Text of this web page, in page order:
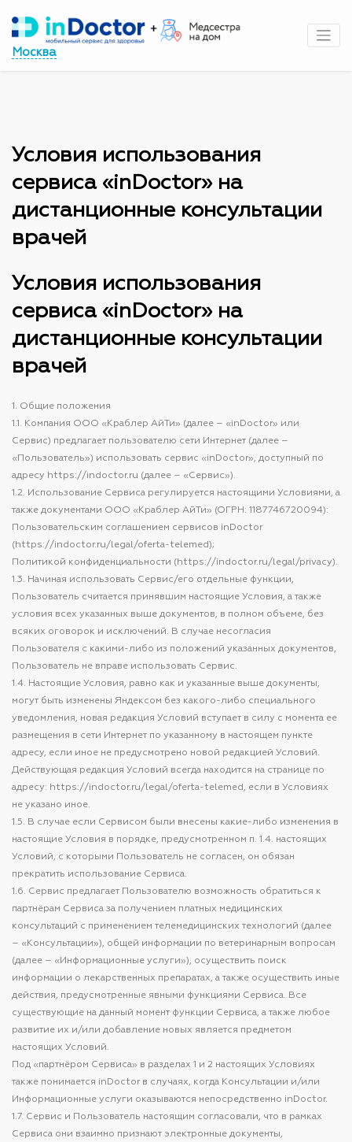
содержимому
Москва
Условия использования
сервиса «inDoctor» на
дистанционные консультации
врачей
Условия использования
сервиса «inDoctor» на
дистанционные консультации
врачей
1. Общие положения
1.1. Компания ООО «Краблер АйТи» (далее – «inDoctor» или
Сервис) предлагает пользователю сети Интернет (далее –
«Пользователь») использовать сервис «inDoctor», доступный по
адресу https://indoctor.ru (далее – «Сервис»).
1.2. Использование Сервиса регулируется настоящими Условиями, а
также документами ООО «Краблер АйТи» (ОГРН: 1187746720094):
Пользовательским соглашением сервисов inDoctor
(https://indoctor.ru/legal/oferta-telemed);
Политикой конфиденциальности (https://indoctor.ru/legal/privacy).
1.3. Начиная использовать Сервис/его отдельные функции,
Пользователь считается принявшим настоящие Условия, а также
условия всех указанных выше документов, в полном объеме, без
всяких оговорок и исключений. В случае несогласия
Пользователя с какими-либо из положений указанных документов,
Пользователь не вправе использовать Сервис.
1.4. Настоящие Условия, равно как и указанные выше документы,
могут быть изменены Яндексом без какого-либо специального
уведомления, новая редакция Условий вступает в силу с момента ее
размещения в сети Интернет по указанному в настоящем пункте
адресу, если иное не предусмотрено новой редакцией Условий.
Действующая редакция Условий всегда находится на странице по
адресу: https://indoctor.ru/legal/oferta-telemed, если в Условиях
не указано иное.
1.5. В случае если Сервисом были внесены какие-либо изменения в
настоящие Условия в порядке, предусмотренном п. 1.4. настоящих
Условий, с которыми Пользователь не согласен, он обязан
прекратить использование Сервиса.
1.6. Сервис предлагает Пользователю возможность обратиться к
партнёрам Сервиса за получением платных медицинских
консультаций с применением телемедицинских технологий (далее
– «Консультации»), общей информации по ветеринарным вопросам
(далее – «Информационные услуги»), осуществить поиск
информации о лекарственных препаратах, а также осуществить иные
действия, предусмотренные явными функциями Сервиса. Все
существующие на данный момент функции Сервиса, а также любое
развитие их и/или добавление новых является предметом
настоящих Условий.
Под «партнёром Сервиса» в разделах 1 и 2 настоящих Условиях
также понимается inDoctor в случаях, когда Консультации и/или
Информационные услуги оказываются непосредственно inDoctor.
1.7. Сервис и Пользователь настоящим согласовали, что в рамках
Сервиса они взаимно признают электронные документы,